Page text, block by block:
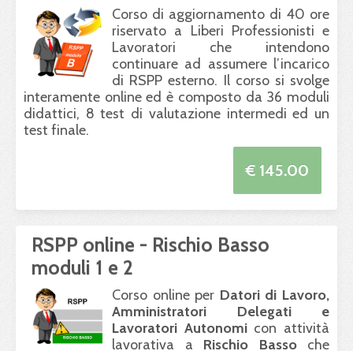
Corso di aggiornamento di 40 ore
riservato a Liberi Professionisti e
Lavoratori che intendono
continuare ad assumere l’incarico
di RSPP esterno. Il corso si svolge
interamente online ed è composto da 36 moduli
didattici, 8 test di valutazione intermedi ed un
test finale.
€ 145.00
RSPP online - Rischio Basso
moduli 1 e 2
Corso online per Datori di Lavoro,
Amministratori Delegati e
Lavoratori Autonomicon attività
lavorativa a Rischio Bassoche